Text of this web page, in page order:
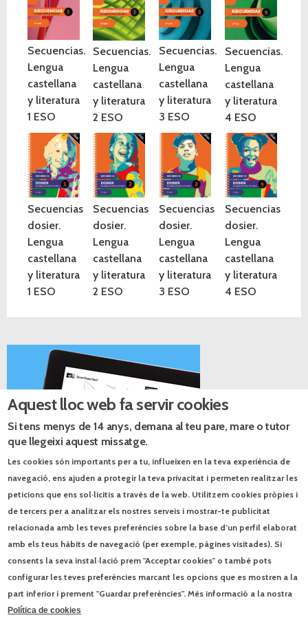
Secuencias.
Lengua
castellana
y literatura
1 ESO
Secuencias.
Lengua
castellana
y literatura
2 ESO
Secuencias.
Lengua
castellana
y literatura
3 ESO
Secuencias.
Lengua
castellana
y literatura
4 ESO
Secuencias
dosier.
Lengua
castellana
y literatura
1 ESO
Secuencias
dosier.
Lengua
castellana
y literatura
2 ESO
Secuencias
dosier.
Lengua
castellana
y literatura
3 ESO
Secuencias
dosier.
Lengua
castellana
y literatura
4 ESO
Catàlegs PDF
Quaderns d'estiu 2026
Seqüències. Lengua castellana y literatura
Blog El món a l’aula.
Aquest lloc web fa servir cookies
Si tens menys de 14 anys, demana al teu pare, mare o tutor
que llegeixi aquest missatge.
Les cookies són importants per a tu, influeixen en la teva experiència de
navegació, ens ajuden a protegir la teva privacitat i permeten realitzar les
peticions que ens sol·licitis a través de la web. Utilitzem cookies pròpies i
de tercers per a analitzar els nostres serveis i mostrar-te publicitat
relacionada amb les teves preferències sobre la base d’un perfil elaborat
amb els teus hàbits de navegació (per exemple, pàgines visitades). Si
consents la seva instal·lació prem "Acceptar cookies" o també pots
configurar les teves preferències marcant les opcions que es mostren a la
part inferior i prement "Guardar preferències". Més informació a la nostra
Política de cookies